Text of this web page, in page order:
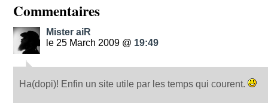
Commentaires
Mister aiR
le 25 March 2009 @ 19:49
Ha(dopi)! Enfin un site utile par les temps qui courent.